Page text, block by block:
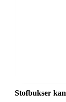
Stofbukser